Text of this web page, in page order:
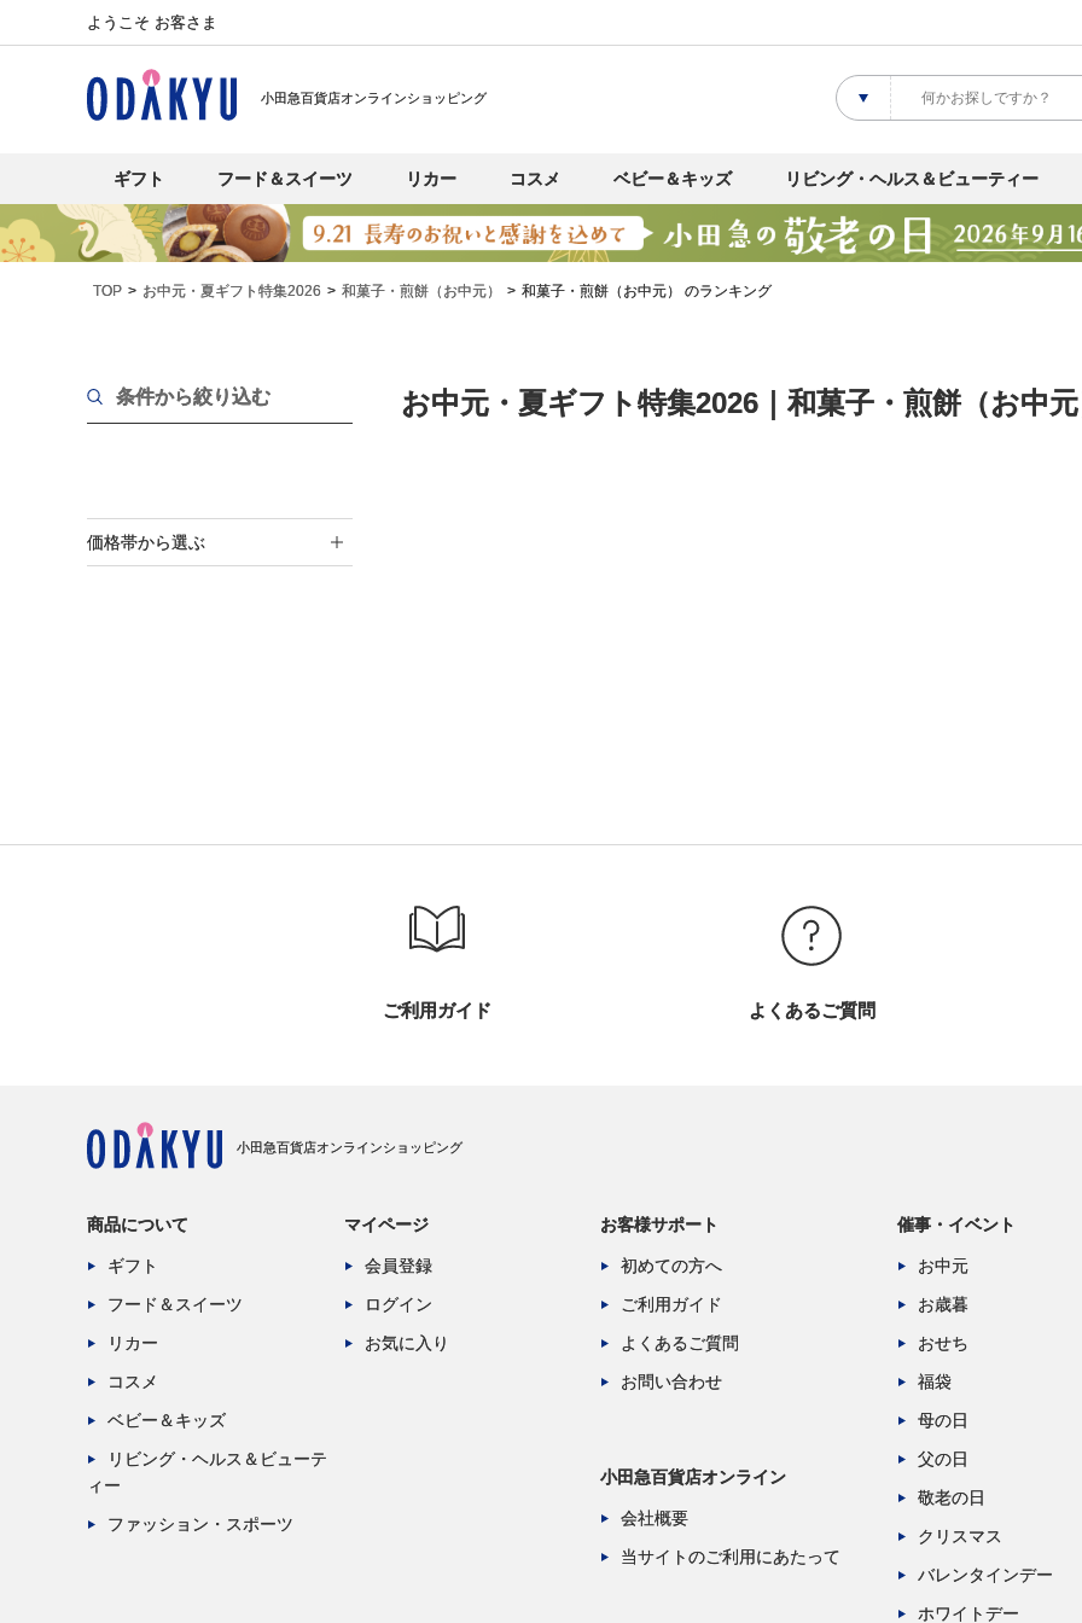
ようこそ お客さま
小田急百貨店オンラインショッピング
ギフト フード＆スイーツ リカー コスメ ベビー＆キッズ リビング・ヘルス＆ビューティー
TOP お中元・夏ギフト特集2026 和菓子・煎餅（お中元） 和菓子・煎餅（お中元） のランキング
条件から絞り込む
価格帯から選ぶ
お中元・夏ギフト特集2026｜和菓子・煎餅（お中
ご利用ガイド よくあるご質問
小田急百貨店オンラインショッピング
商品について
ギフト
フード＆スイーツ
リカー
コスメ
ベビー＆キッズ
リビング・ヘルス＆ビューテ
ィー
ファッション・スポーツ
マイページ
会員登録
ログイン
お気に入り
お客様サポート
初めての方へ
ご利用ガイド
よくあるご質問
お問い合わせ
小田急百貨店オンライン
会社概要
当サイトのご利用にあたって
催事・イベント
お中元
お歳暮
おせち
福袋
母の日
父の日
敬老の日
クリスマス
バレンタインデー
ホワイトデー